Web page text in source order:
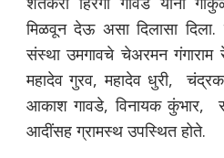
मिळवून देऊ असा दिलासा दिला.
संस्था उमगावचे चेअरमन गंगाराम
महादेव गुरव, महादेव धुरी,
आकाश गावडे, विनायक कुंभार,
आदींसह ग्रामस्थ उपस्थित होते.